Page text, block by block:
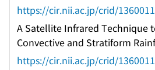
https://cir.nii.ac.jp/crid/
A Satellite Infrared Technique
Convective and Stratiform
https://cir.nii.ac.jp/crid/